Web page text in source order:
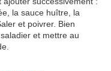
la sauce huître, la
et poivrer. Bien
et mettre au